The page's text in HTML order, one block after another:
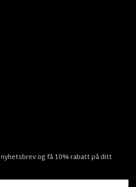
og få 10% rabatt på ditt